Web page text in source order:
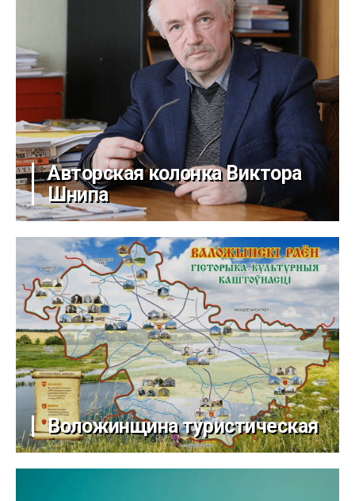
Авторская колонка Виктора
Шнипа
Воложинщина туристическая